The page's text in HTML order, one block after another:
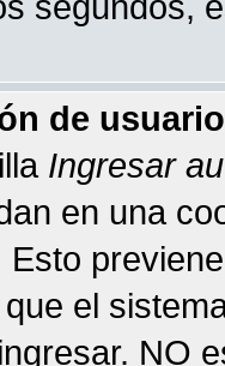
de
Ingresar
en una
Esto
el
NO